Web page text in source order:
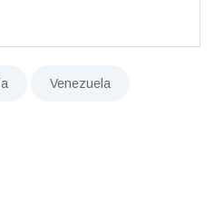
Venezuela